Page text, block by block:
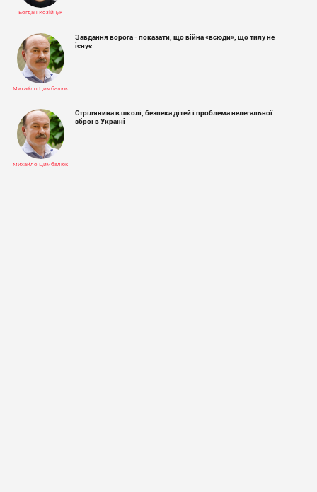
Богдан Козійчук
Михайло Цимбалюк
Завдання ворога - показати, що війна «всюди», що тилу не
існує
Михайло Цимбалюк
Стрілянина в школі, безпека дітей і проблема нелегальної
зброї в Україні